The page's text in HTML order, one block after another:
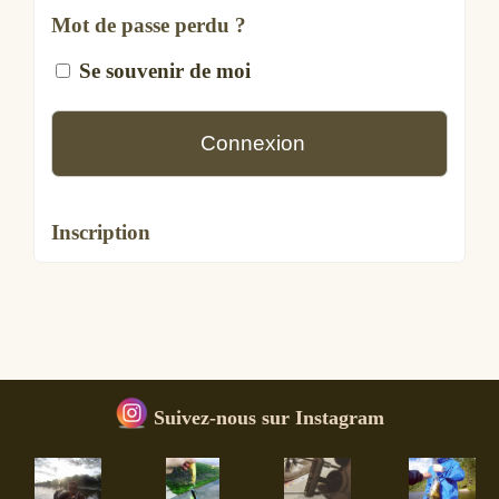
Mot de passe perdu ?
Se souvenir de moi
Inscription
Suivez-nous sur Instagram